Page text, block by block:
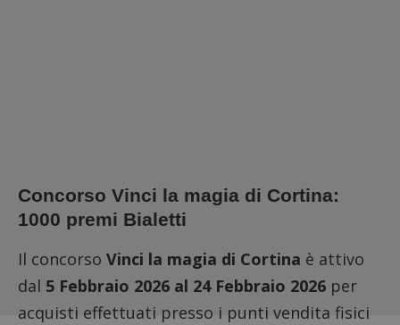
Concorso Vinci la magia di Cortina:
1000 premi Bialetti
Il concorso Vinci la magia di Cortina è attivo
dal 5 Febbraio 2026 al 24 Febbraio 2026 per
acquisti effettuati presso i punti vendita fisici